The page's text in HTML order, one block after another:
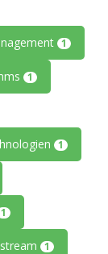
1
1
1
1
1